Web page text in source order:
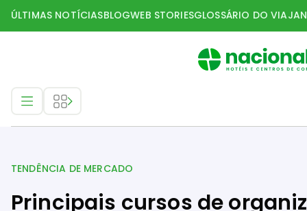
ÚLTIMAS NOTÍCIASBLOGWEB STORIESGLOSSÁRIO DO
Tendência de mercado
TENDÊNCIA DE MERCADO
Principais cursos de